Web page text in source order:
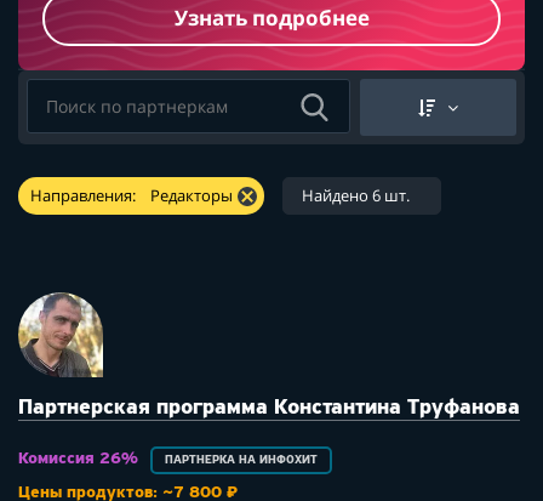
Узнать подробнее
Направления: Редакторы Найдено 6 шт.
Партнерская программа Константина Труфанова
Комиссия 26% ПАРТНЕРКА НА ИНФОХИТ
Цены продуктов: ~7 800 ₽